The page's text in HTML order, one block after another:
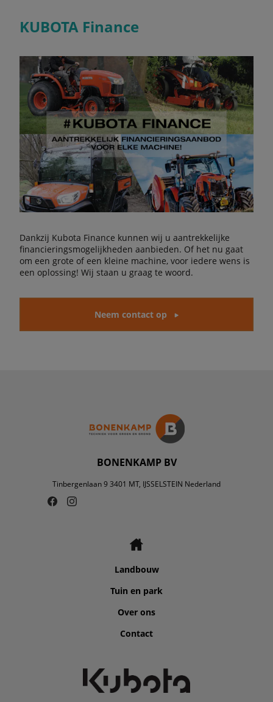
KUBOTA Finance
Dankzij Kubota Finance kunnen wij u aantrekkelijke
financieringsmogelijkheden aanbieden. Of het nu gaat
om een grote of een kleine machine, voor iedere wens is
een oplossing! Wij staan u graag te woord.
Neem contact op
BONENKAMP BV
Tinbergenlaan 9 3401 MT, IJSSELSTEIN Nederland
Landbouw
Tuin en park
Over ons
Contact